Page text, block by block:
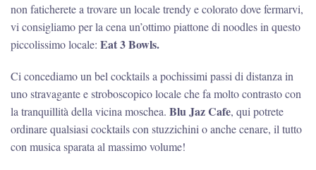
non faticherete a trovare un locale trendy e colorato dove fermarvi,
vi consigliamo per la cena un’ottimo piattone di noodles in questo
piccolissimo locale: Eat 3 Bowls.
Ci concediamo un bel cocktails a pochissimi passi di distanza in
uno stravagante e stroboscopico locale che fa molto contrasto con
la tranquillità della vicina moschea. Blu Jaz Cafe, qui potrete
ordinare qualsiasi cocktails con stuzzichini o anche cenare, il tutto
con musica sparata al massimo volume!